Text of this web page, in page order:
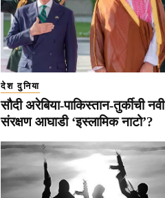
देश दुनिया
सौदी अरेबिया-पाकिस्तान-तुर्कीची नवी
संरक्षण आघाडी ‘इस्लामिक नाटो’?